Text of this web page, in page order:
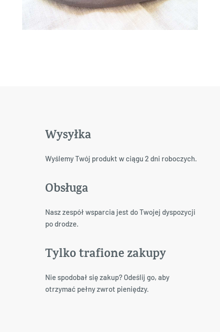
Wysyłka
Wyślemy Twój produkt w ciągu 2 dni roboczych.
Obsługa
Nasz zespół wsparcia jest do Twojej dyspozycji
po drodze.
Tylko trafione zakupy
Nie spodobał się zakup? Odeślij go, aby
otrzymać pełny zwrot pieniędzy.